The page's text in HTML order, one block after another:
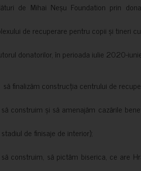
Sfântul Nectarie
Sfântul Nectarie
de Mihai Neșu Foundation prin
de recuperare pentru copii și tineri
donatorilor, în perioada iulie 2020-
să finalizăm construcția centrului de
să construim și să amenajăm cazările
stadiul de finisaje de interior);
să construim, să pictăm biserica, ce are